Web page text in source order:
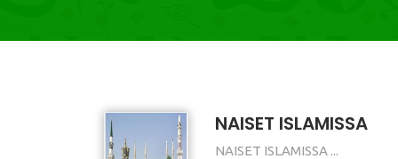
NAISET ISLAMISSA
NAISET ISLAMISSA ...